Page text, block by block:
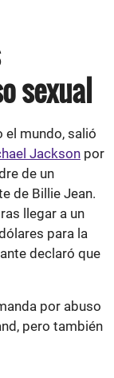
sexual
el mundo, salió
Jackson por
de un
de Billie Jean.
llegar a un
para la
declaró que
por abuso
pero también